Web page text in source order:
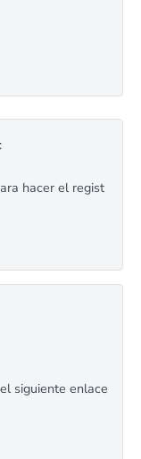
hacer el regist
siguiente enlace